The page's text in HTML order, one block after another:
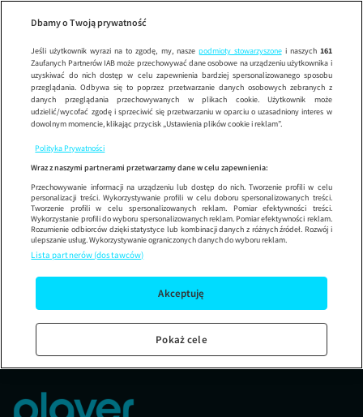
Wypróbuj aplikację mobilną
Korzystaj z łatwiejszej nawigacji i ciesz się szybszym
Dbamy o Twoją prywatność
Jeśli użytkownik wyrazi na to zgodę, my, nasze podmioty stowarzyszonei naszych 161
Zaufanych Partnerów IAB może przechowywać dane osobowe na urządzeniu użytkownika i
uzyskiwać do nich dostęp w celu zapewnienia bardziej spersonalizowanego sposobu
przeglądania. Odbywa się to poprzez przetwarzanie danych osobowych zebranych z
danych przeglądania przechowywanych w plikach cookie. Użytkownik może
udzielić/wycofać zgodę i sprzeciwić się przetwarzaniu w oparciu o uzasadniony interes w
dowolnym momencie, klikając przycisk „Ustawienia plików cookie i reklam”.
Polityka Prywatności
Wraz z naszymi partnerami przetwarzamy dane w celu zapewnienia:
Przechowywanie informacji na urządzeniu lub dostęp do nich. Tworzenie profili w celu
personalizacji treści. Wykorzystywanie profili w celu doboru spersonalizowanych treści.
Tworzenie profili w celu spersonalizowanych reklam. Pomiar efektywności treści.
Wykorzystanie profili do wyboru spersonalizowanych reklam. Pomiar efektywności reklam.
Rozumienie odbiorców dzięki statystyce lub kombinacji danych z różnych źródeł. Rozwój i
ulepszanie usług. Wykorzystywanie ograniczonych danych do wyboru reklam.
Lista partnerów (dostawców)
Akceptuję
Pokaż cele